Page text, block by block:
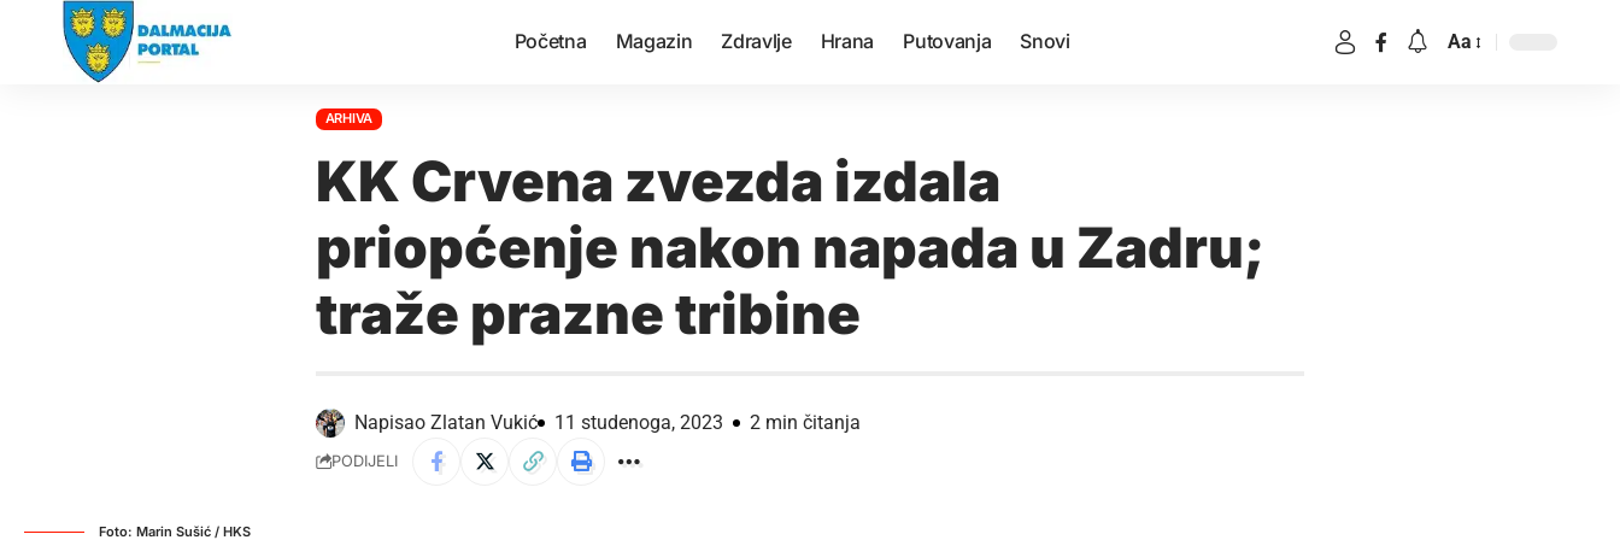
Početna Magazin Zdravlje Hrana Putovanja Snovi Aa
ARHIVA
KK Crvena zvezda izdala
priopćenje nakon napada u Zadru;
traže prazne tribine
Napisao Zlatan Vukić 11 studenoga, 2023 2 min čitanja
PODIJELI
Foto: Marin Sušić / HKS